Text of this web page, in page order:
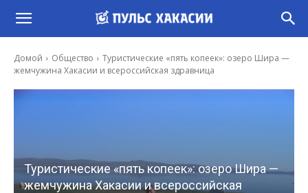
Домой Общество
Туристические «пять копеек»: озеро Шира —
жемчужина Хакасии и всероссийская здравница
Туристические «пять копеек»: озеро Шира —
жемчужина Хакасии и всероссийская